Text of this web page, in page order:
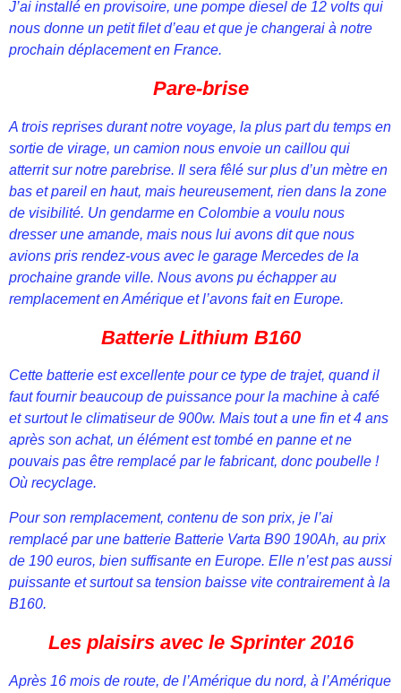
J’ai installé en provisoire, une pompe diesel de 12 volts qui
nous donne un petit filet d’eau et que je changerai à notre
prochain déplacement en France.
Pare-brise
A trois reprises durant notre voyage, la plus part du temps en
sortie de virage, un camion nous envoie un caillou qui
atterrit sur notre parebrise. Il sera fêlé sur plus d’un mètre en
bas et pareil en haut, mais heureusement, rien dans la zone
de visibilité. Un gendarme en Colombie a voulu nous
dresser une amande, mais nous lui avons dit que nous
avions pris rendez-vous avec le garage Mercedes de la
prochaine grande ville. Nous avons pu échapper au
remplacement en Amérique et l’avons fait en Europe.
Batterie Lithium B160
Cette batterie est excellente pour ce type de trajet, quand il
faut fournir beaucoup de puissance pour la machine à café
et surtout le climatiseur de 900w. Mais tout a une fin et 4 ans
après son achat, un élément est tombé en panne et ne
pouvais pas être remplacé par le fabricant, donc poubelle !
Où recyclage.
Pour son remplacement, contenu de son prix, je l’ai
remplacé par une batterie Batterie Varta B90 190Ah, au prix
de 190 euros, bien suffisante en Europe. Elle n’est pas aussi
puissante et surtout sa tension baisse vite contrairement à la
B160.
Les plaisirs avec le Sprinter 2016
Après 16 mois de route, de l’Amérique du nord, à l’Amérique